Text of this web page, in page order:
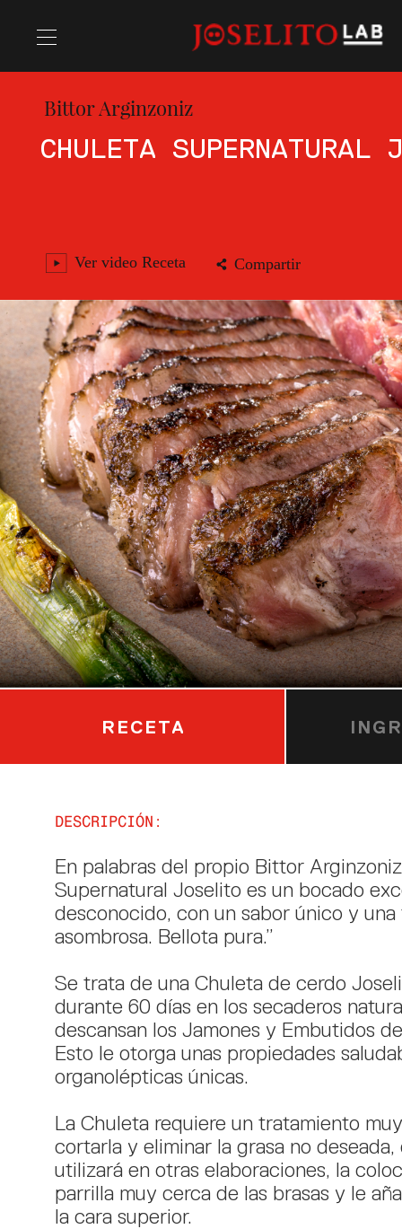
Recetas
Bittor Arginzoniz
CHULETA SUPERNATURAL
Ver video Receta Compartir
RECETA
DESCRIPCIÓN:
En palabras del propio Bittor
Supernatural Joselito es un bocado
desconocido, con un sabor único y una
asombrosa. Bellota pura.”
Se trata de una Chuleta de cerdo
durante 60 días en los secaderos
descansan los Jamones y Embutidos
Esto le otorga unas propiedades
organolépticas únicas.
La Chuleta requiere un tratamiento
cortarla y eliminar la grasa no deseada,
utilizará en otras elaboraciones, la
parrilla muy cerca de las brasas y le
la cara superior.